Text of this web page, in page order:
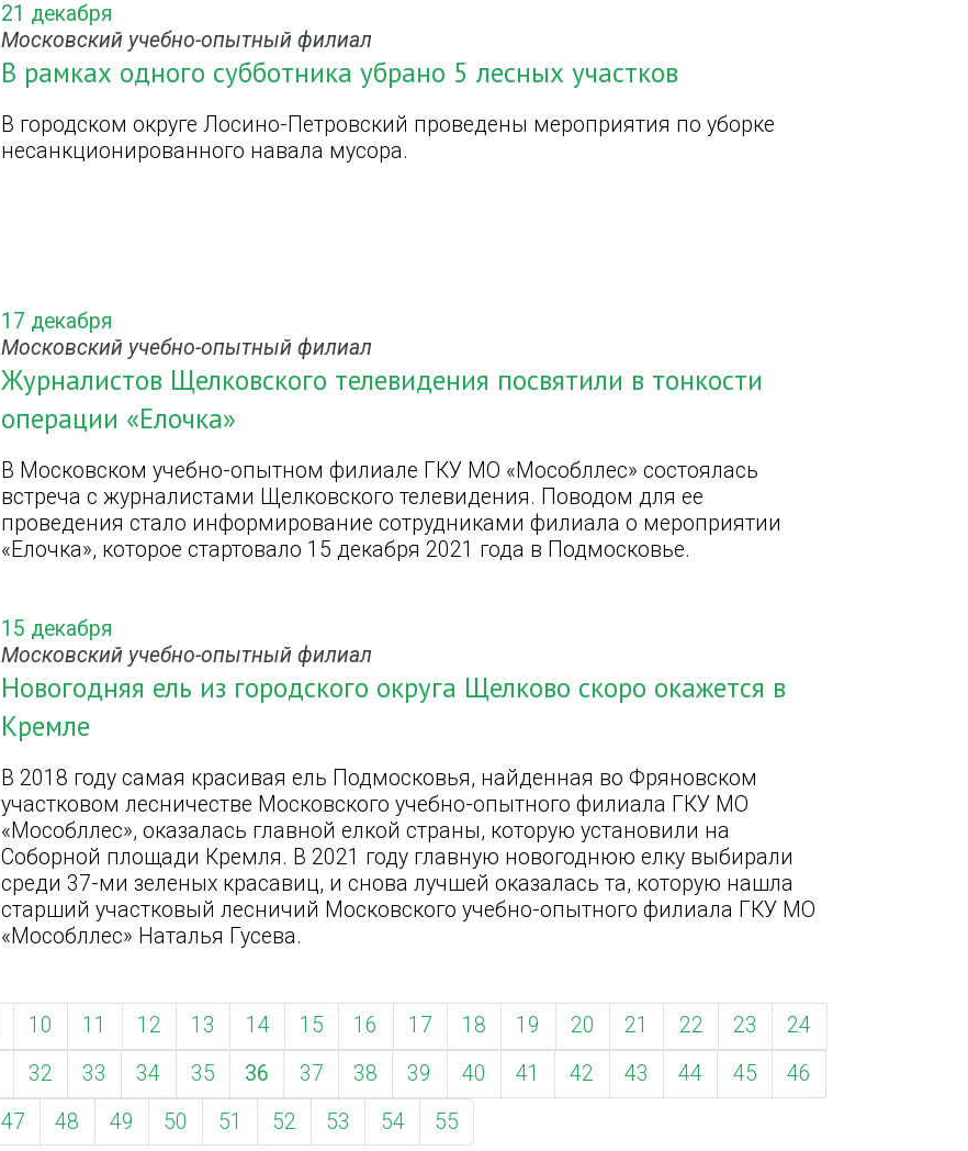
21 декабря
Московский учебно-опытный филиал
В рамках одного субботника убрано 5 лесных участков
В городском округе Лосино-Петровский проведены мероприятия по уборке
несанкционированного навала мусора.
17 декабря
Московский учебно-опытный филиал
Журналистов Щелковского телевидения посвятили в тонкости
операции «Елочка»
В Московском учебно-опытном филиале ГКУ МО «Мособллес» состоялась
встреча с журналистами Щелковского телевидения. Поводом для ее
проведения стало информирование сотрудниками филиала о мероприятии
«Елочка», которое стартовало 15 декабря 2021 года в Подмосковье.
15 декабря
Московский учебно-опытный филиал
Новогодняя ель из городского округа Щелково скоро окажется в
Кремле
В 2018 году самая красивая ель Подмосковья, найденная во Фряновском
участковом лесничестве Московского учебно-опытного филиала ГКУ МО
«Мособллес», оказалась главной елкой страны, которую установили на
Соборной площади Кремля. В 2021 году главную новогоднюю елку выбирали
среди 37-ми зеленых красавиц, и снова лучшей оказалась та, которую нашла
старший участковый лесничий Московского учебно-опытного филиала ГКУ МО
«Мособллес» Наталья Гусева.
10 11 12 13 14 15 16 17 18 19 20 21 22 23
24
32 33 34 35 36 37 38 39 40 41 42 43 44 45
46
47
48 49 50 51 52 53 54 55